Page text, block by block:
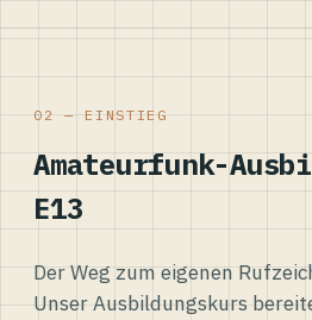
02 — EINSTIEG
Amateurfunk-
E13
Der Weg zum eigenen
Unser Ausbildungskurs